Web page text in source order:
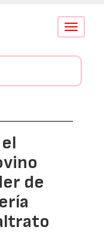
Conmutar
de